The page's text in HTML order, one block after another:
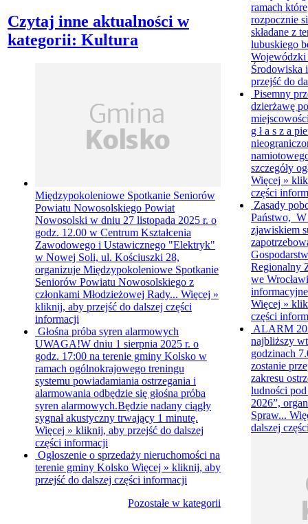
Czytaj inne aktualności w
kategorii: Kultura
Międzypokoleniowe Spotkanie Seniorów
Powiatu Nowosolskiego Powiat
Nowosolski w dniu 27 listopada 2025 r. o
godz. 12.00 w Centrum Kształcenia
Zawodowego i Ustawicznego "Elektryk"
w Nowej Soli, ul. Kościuszki 28,
organizuje Międzypokoleniowe Spotkanie
Seniorów Powiatu Nowosolskiego z
członkami Młodzieżowej Rady... Więcej »
kliknij, aby przejść do dalszej części
informacji
Głośna próba syren alarmowych
UWAGA!W dniu 1 sierpnia 2025 r. o
godz. 17:00 na terenie gminy Kolsko w
ramach ogólnokrajowego treningu
systemu powiadamiania ostrzegania i
alarmowania odbędzie się głośna próba
syren alarmowych.Będzie nadany ciągły
sygnał akustyczny trwający 1 minutę.
Więcej » kliknij, aby przejść do dalszej
części informacji
Ogłoszenie o sprzedaży nieruchomości na
terenie gminy Kolsko Więcej » kliknij, aby
przejść do dalszej części informacji
Pozostałe w kategorii
ramach
rozpocznie
składane z
lubuskiego
Wojewódzki
Środowiska
przejść do
Pisemny
dzierżawę
g ł a s z a
szczegóły
Więcej »
części
Zasady
Państwo, W
zjawiskiem
Regionalny
we
Więcej »
części
ALARM
najbliższy
godzinach
zostanie
zakresu
ludności
2026”,
Spraw...
dalszej